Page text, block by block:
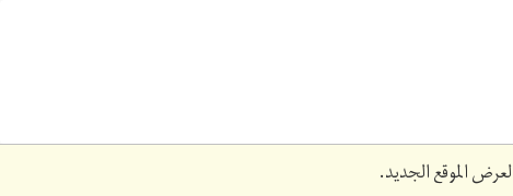
لعرض الموقع الجديد.